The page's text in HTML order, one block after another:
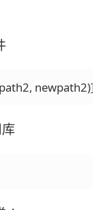
newpath2)]